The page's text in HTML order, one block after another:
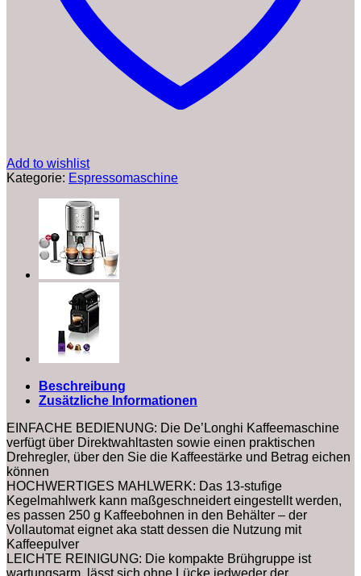
Kaffee,
2TassenFunktion,
Add to wishlist
Kategorie: Espressomaschine
Beschreibung
Zusätzliche Informationen
EINFACHE BEDIENUNG: Die De’Longhi Kaffeemaschine
verfügt über Direktwahltasten sowie einen praktischen
Drehregler, über den Sie die Kaffeestärke und Betrag eichen
können
HOCHWERTIGES MAHLWERK: Das 13-stufige
Kegelmahlwerk kann maßgeschneidert eingestellt werden,
es passen 250 g Kaffeebohnen in den Behälter – der
Vollautomat eignet aka statt dessen die Nutzung mit
Kaffeepulver
LEICHTE REINIGUNG: Die kompakte Brühgruppe ist
wartungsarm, lässt sich ohne Lücke jedweder der